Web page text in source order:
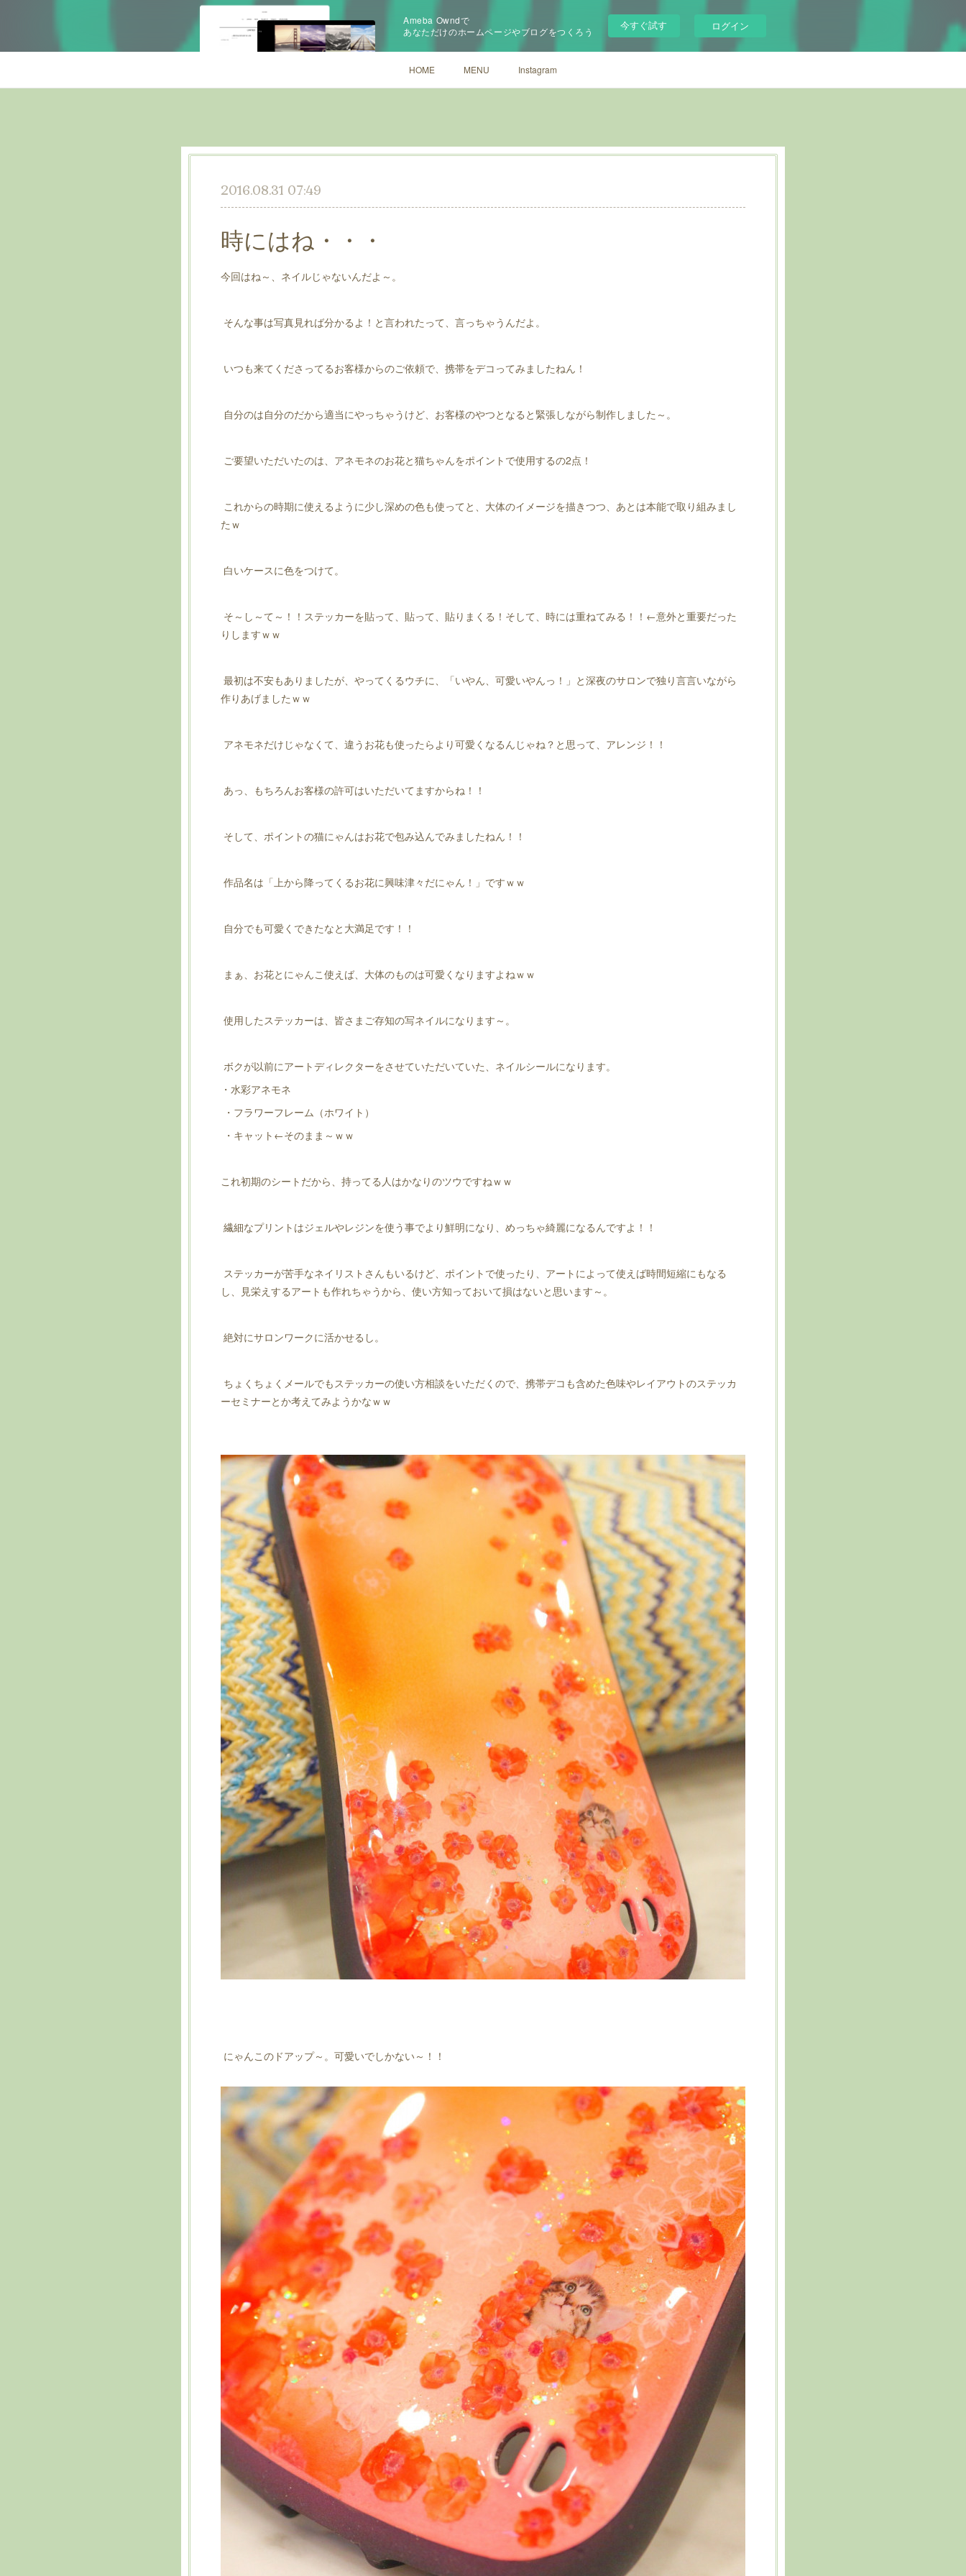
Ameba Owndで
あなただけのホームページやブログをつくろう
今すぐ試す ログイン
HOME MENU Instagram
2016.08.31 07:49
時にはね・・・
今回はね～、ネイルじゃないんだよ～。
そんな事は写真見れば分かるよ！と言われたって、言っちゃうんだよ。
いつも来てくださってるお客様からのご依頼で、携帯をデコってみましたねん！
自分のは自分のだから適当にやっちゃうけど、お客様のやつとなると緊張しながら制作しました～。
ご要望いただいたのは、アネモネのお花と猫ちゃんをポイントで使用するの2点！
これからの時期に使えるように少し深めの色も使ってと、大体のイメージを描きつつ、あとは本能で取り組みまし
たｗ
白いケースに色をつけて。
そ～し～て～！！ステッカーを貼って、貼って、貼りまくる！そして、時には重ねてみる！！←意外と重要だった
りしますｗｗ
最初は不安もありましたが、やってくるウチに、「いやん、可愛いやんっ！」と深夜のサロンで独り言言いながら
作りあげましたｗｗ
アネモネだけじゃなくて、違うお花も使ったらより可愛くなるんじゃね？と思って、アレンジ！！
あっ、もちろんお客様の許可はいただいてますからね！！
そして、ポイントの猫にゃんはお花で包み込んでみましたねん！！
作品名は「上から降ってくるお花に興味津々だにゃん！」ですｗｗ
自分でも可愛くできたなと大満足です！！
まぁ、お花とにゃんこ使えば、大体のものは可愛くなりますよねｗｗ
使用したステッカーは、皆さまご存知の写ネイルになります～。
ボクが以前にアートディレクターをさせていただいていた、ネイルシールになります。
・水彩アネモネ
・フラワーフレーム（ホワイト）
・キャット←そのまま～ｗｗ
これ初期のシートだから、持ってる人はかなりのツウですねｗｗ
繊細なプリントはジェルやレジンを使う事でより鮮明になり、めっちゃ綺麗になるんですよ！！
ステッカーが苦手なネイリストさんもいるけど、ポイントで使ったり、アートによって使えば時間短縮にもなる
し、見栄えするアートも作れちゃうから、使い方知っておいて損はないと思います～。
絶対にサロンワークに活かせるし。
ちょくちょくメールでもステッカーの使い方相談をいただくので、携帯デコも含めた色味やレイアウトのステッカ
ーセミナーとか考えてみようかなｗｗ
にゃんこのドアップ～。可愛いでしかない～！！